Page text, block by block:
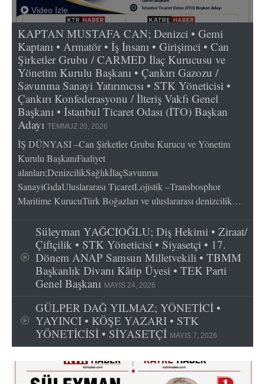
Video İzle
KAPTAN MUSTAFA CAN; Denizci • Gemi
Kaptanı • Armatör • İş İnsanı • Girişimci • Can
Şirketler Grubu / CARMED İlaç Kurucusu ve
Yönetim Kurulu Başkanı • Çankırı Gazozu /
Savunma Sanayi Yatırımcısı • STK Yöneticisi •
Çankırı Konfederasyonu / İlteriş Vakfı Genel
Başkanı • İstanbul Ticaret Odası (İTO) Başkan
Adayı TEMMUZ 20, 2026
İŞ DÜNYASI –Can Şirketler Grubu Kurucu ve Yönetim
Kurulu BaşkanıFaaliyet
alanları;DenizcilikSağlıkİlaçSavunma
SanayiGıdaUluslararası TicaretLojistik –Transbosphor
Maritime KurucuTürk Boğazları ve uluslararası denizcilik…
Süleyman YAĞCIOĞLU; Diş Hekimi • Ziraat/
Çiftçilik • STK Yöneticisi • Siyasetçi • 17.
Dönem ANAP Samsun Milletvekili • TBMM
Başkanlık Divanı Kâtip Üyesi • TEK Parti
Genel Başkanı MAYIS 24, 2026
GÜLPER DAĞ YILMAZ; YÖNETİCİ •
YAYINCI • KÖŞE YAZARI • STK
YÖNETİCİSİ • SİYASETÇİ MAYIS 7, 2026